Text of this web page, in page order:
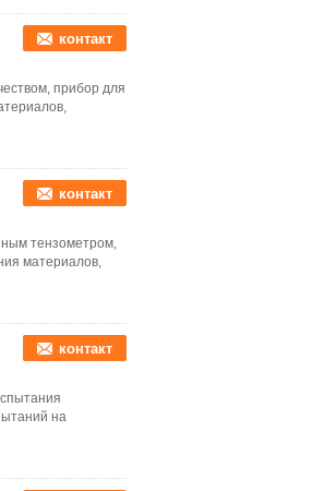
контакт
прибор для
контакт
тензометром,
материалов,
контакт
на